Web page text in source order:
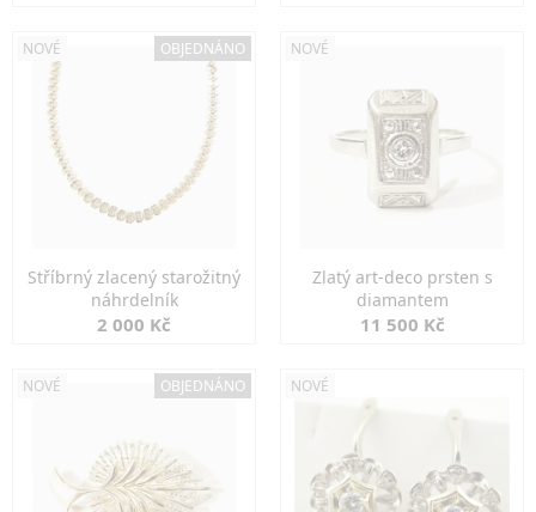
NOVÉ OBJEDNÁNO
Stříbrný zlacený starožitný
náhrdelník
2 000 Kč
NOVÉ
Zlatý art-deco prsten s
diamantem
11 500 Kč
NOVÉ OBJEDNÁNO NOVÉ